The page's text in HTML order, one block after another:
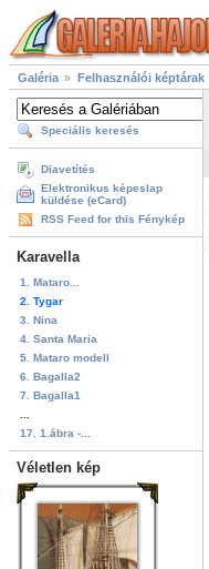
Galéria Felhasználói képtárak
Speciális keresés
Diavetítés
Elektronikus képeslap
küldése (eCard)
RSS Feed for this Fénykép
Karavella
1. Mataro...
2. Tygar
3. Nina
4. Santa Maria
5. Mataro modell
6. Bagalla2
7. Bagalla1
17. 1.ábra -...
Véletlen kép